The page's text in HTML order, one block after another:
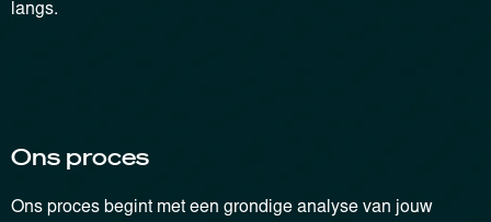
langs.
Ons proces
Ons proces begint met een grondige analyse van jouw